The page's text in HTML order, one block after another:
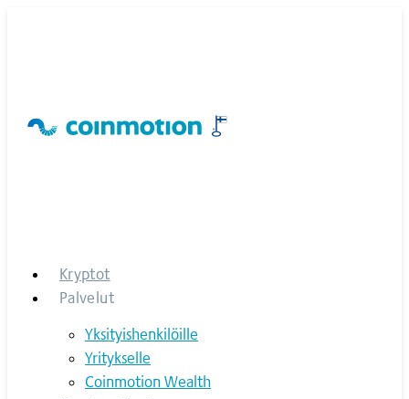
Kryptot
Palvelut
Yksityishenkilöille
Yritykselle
Coinmotion Wealth